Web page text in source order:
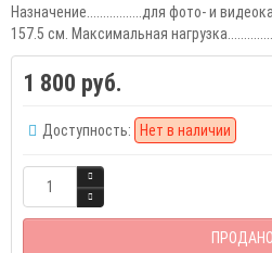
Назначение.................для фото- и
157.5 см. Максимальная
1 800 руб.
Доступность: Нет в наличии
ПРОДАНО